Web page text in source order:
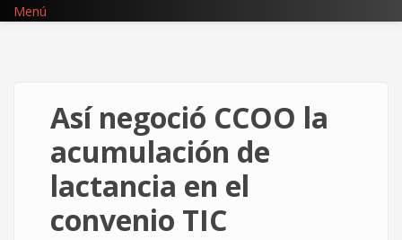
Pasar
Menú
Así negoció CCOO la
acumulación de
lactancia en el
convenio TIC